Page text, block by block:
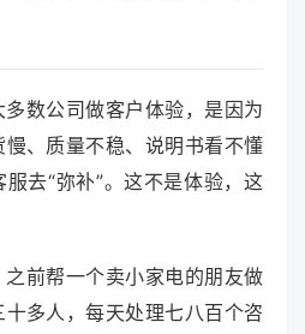
数公司做客户体验，是因为
、质量不稳、说明书看不懂
去“弥补”。这不是体验，这
前帮一个卖小家电的朋友做
多人，每天处理七八百个咨